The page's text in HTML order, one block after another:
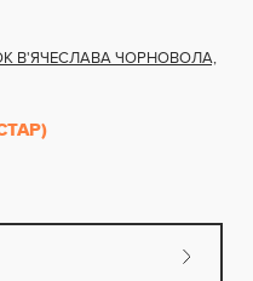
В'ЯЧЕСЛАВА ЧОРНОВОЛА,